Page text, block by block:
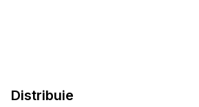
Distribuie